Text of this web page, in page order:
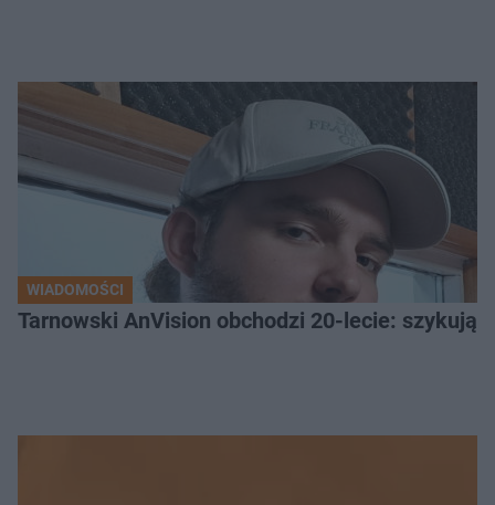
WIADOMOŚCI
Tarnowski AnVision obchodzi 20-lecie: szykują